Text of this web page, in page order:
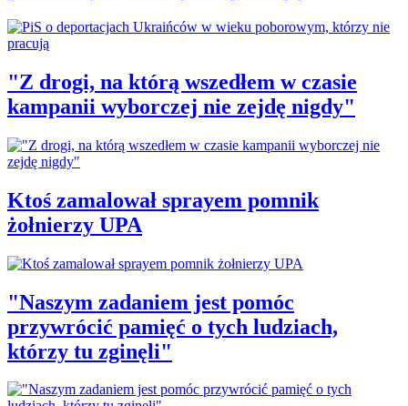
"Z drogi, na którą wszedłem w czasie
kampanii wyborczej nie zejdę nigdy"
Ktoś zamalował sprayem pomnik
żołnierzy UPA
"Naszym zadaniem jest pomóc
przywrócić pamięć o tych ludziach,
którzy tu zginęli"